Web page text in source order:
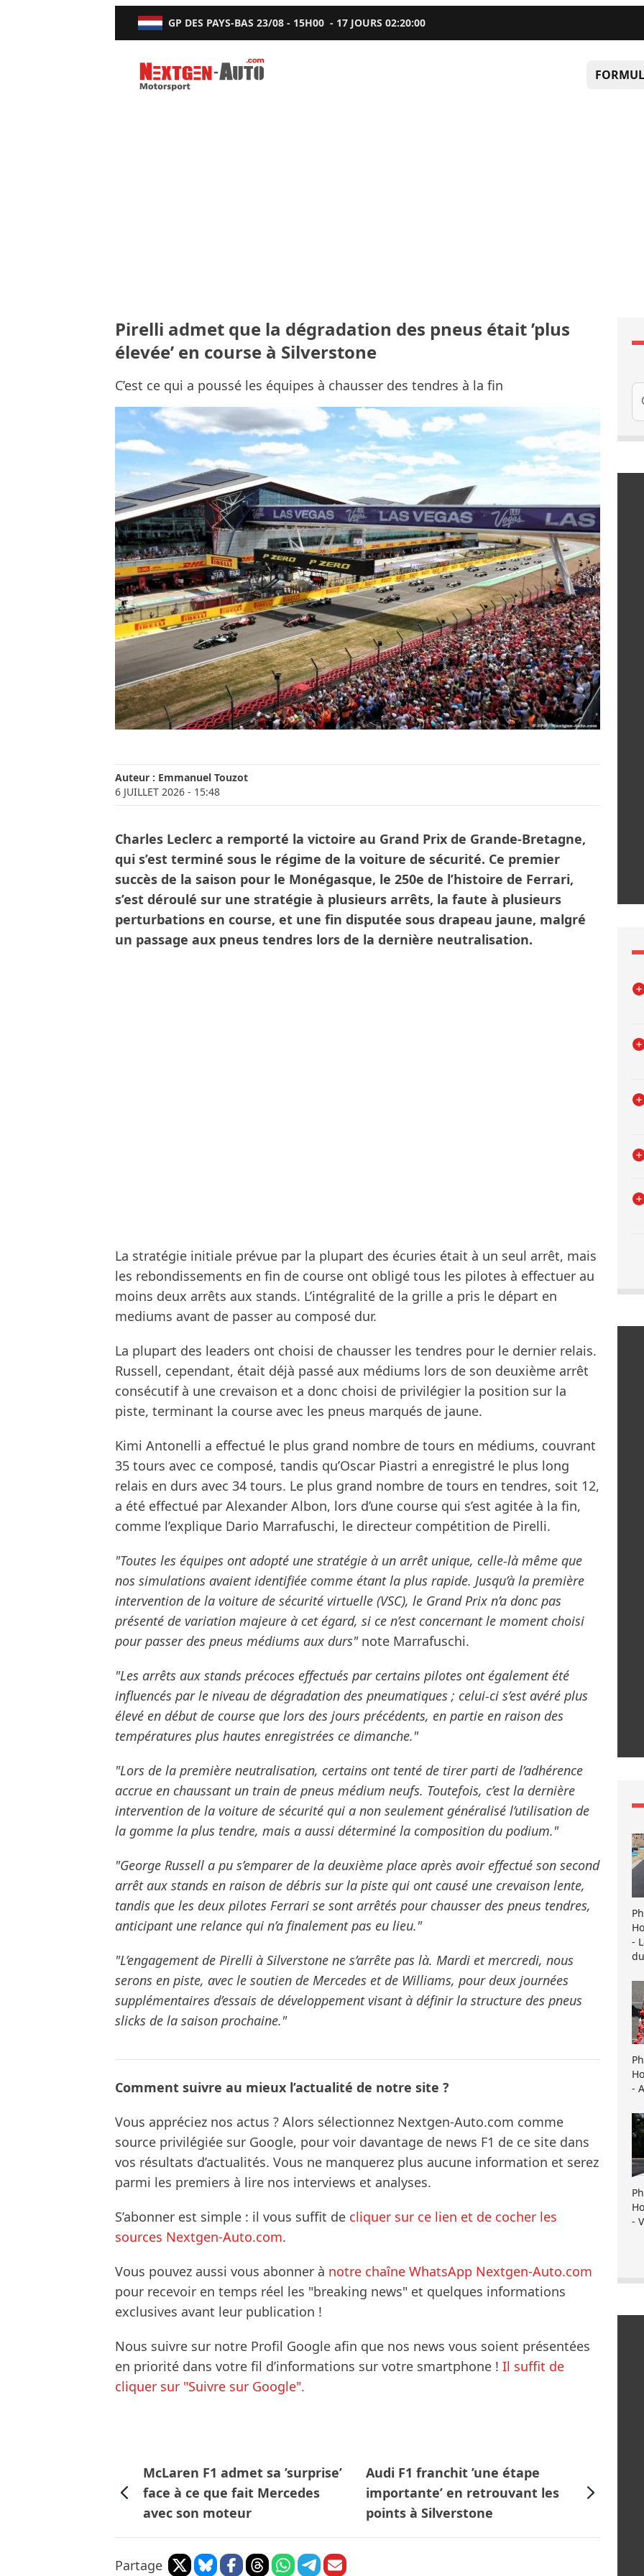
GP DES PAYS-BAS 23/08 - 15H00 - 17 JOURS02:19:59
Nextgen-Auto.com
Pirelli admet que la dégradation des pneus était ’plus
élevée’ en course à Silverstone
C’est ce qui a poussé les équipes à chausser des tendres à la fin
Auteur : Emmanuel Touzot
6 JUILLET 2026 - 15:48
Charles Leclerc a remporté la victoire au Grand Prix de Grande-Bretagne,
qui s’est terminé sous le régime de la voiture de sécurité. Ce premier
succès de la saison pour le Monégasque, le 250e de l’histoire de Ferrari,
s’est déroulé sur une stratégie à plusieurs arrêts, la faute à plusieurs
perturbations en course, et une fin disputée sous drapeau jaune, malgré
un passage aux pneus tendres lors de la dernière neutralisation.
La stratégie initiale prévue par la plupart des écuries était à un seul arrêt, mais
les rebondissements en fin de course ont obligé tous les pilotes à effectuer au
moins deux arrêts aux stands. L’intégralité de la grille a pris le départ en
mediums avant de passer au composé dur.
La plupart des leaders ont choisi de chausser les tendres pour le dernier relais.
Russell, cependant, était déjà passé aux médiums lors de son deuxième arrêt
consécutif à une crevaison et a donc choisi de privilégier la position sur la
piste, terminant la course avec les pneus marqués de jaune.
Kimi Antonelli a effectué le plus grand nombre de tours en médiums, couvrant
35 tours avec ce composé, tandis qu’Oscar Piastri a enregistré le plus long
relais en durs avec 34 tours. Le plus grand nombre de tours en tendres, soit 12,
a été effectué par Alexander Albon, lors d’une course qui s’est agitée à la fin,
comme l’explique Dario Marrafuschi, le directeur compétition de Pirelli.
"Toutes les équipes ont adopté une stratégie à un arrêt unique, celle-là même que
nos simulations avaient identifiée comme étant la plus rapide. Jusqu’à la première
intervention de la voiture de sécurité virtuelle (VSC), le Grand Prix n’a donc pas
présenté de variation majeure à cet égard, si ce n’est concernant le moment choisi
pour passer des pneus médiums aux durs"note Marrafuschi.
"Les arrêts aux stands précoces effectués par certains pilotes ont également été
influencés par le niveau de dégradation des pneumatiques ; celui-ci s’est avéré plus
élevé en début de course que lors des jours précédents, en partie en raison des
températures plus hautes enregistrées ce dimanche."
"Lors de la première neutralisation, certains ont tenté de tirer parti de l’adhérence
accrue en chaussant un train de pneus médium neufs. Toutefois, c’est la dernière
intervention de la voiture de sécurité qui a non seulement généralisé l’utilisation de
la gomme la plus tendre, mais a aussi déterminé la composition du podium."
"George Russell a pu s’emparer de la deuxième place après avoir effectué son second
arrêt aux stands en raison de débris sur la piste qui ont causé une crevaison lente,
tandis que les deux pilotes Ferrari se sont arrêtés pour chausser des pneus tendres,
anticipant une relance qui n’a finalement pas eu lieu."
"L’engagement de Pirelli à Silverstone ne s’arrête pas là. Mardi et mercredi, nous
serons en piste, avec le soutien de Mercedes et de Williams, pour deux journées
supplémentaires d’essais de développement visant à définir la structure des pneus
slicks de la saison prochaine."
Comment suivre au mieux l’actualité de notre site ?
Vous appréciez nos actus ? Alors sélectionnez Nextgen-Auto.com comme
source privilégiée sur Google, pour voir davantage de news F1 de ce site dans
vos résultats d’actualités. Vous ne manquerez plus aucune information et serez
parmi les premiers à lire nos interviews et analyses.
S’abonner est simple : il vous suffit de cliquer sur ce lien et de cocher les
sources Nextgen-Auto.com.
Vous pouvez aussi vous abonner à notre chaîne WhatsApp Nextgen-Auto.com
pour recevoir en temps réel les "breaking news" et quelques informations
exclusives avant leur publication !
Nous suivre sur notre Profil Google afin que nos news vous soient présentées
en priorité dans votre fil d’informations sur votre smartphone ! Il suffit de
cliquer sur "Suivre sur Google".
McLaren F1 admet sa ’surprise’
face à ce que fait Mercedes
avec son moteur
Audi F1 franchit ’une étape
importante’ en retrouvant les
points à Silverstone
Partage
-
-
-